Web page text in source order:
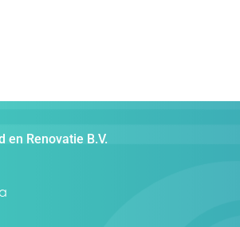
en Renovatie B.V.